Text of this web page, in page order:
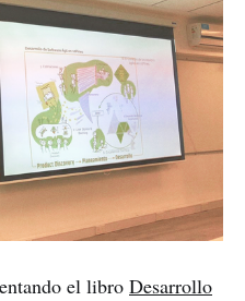
el libro Desarrollo